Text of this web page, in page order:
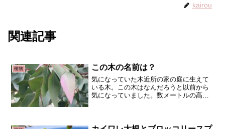
kairou
関連記事
植物 この木の名前は？
気になっていた木近所の家の庭に生えて
いる木。この木はなんだろうと以前から
気になっていました。数メートルの高さ
た。ところが、Picture...